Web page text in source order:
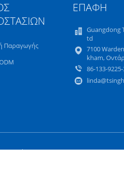
Παραγωγής
ΕΠΑΦΉ
Guangdong
td
7100
kham,
86-133-
Πολιτική Απορρήτου